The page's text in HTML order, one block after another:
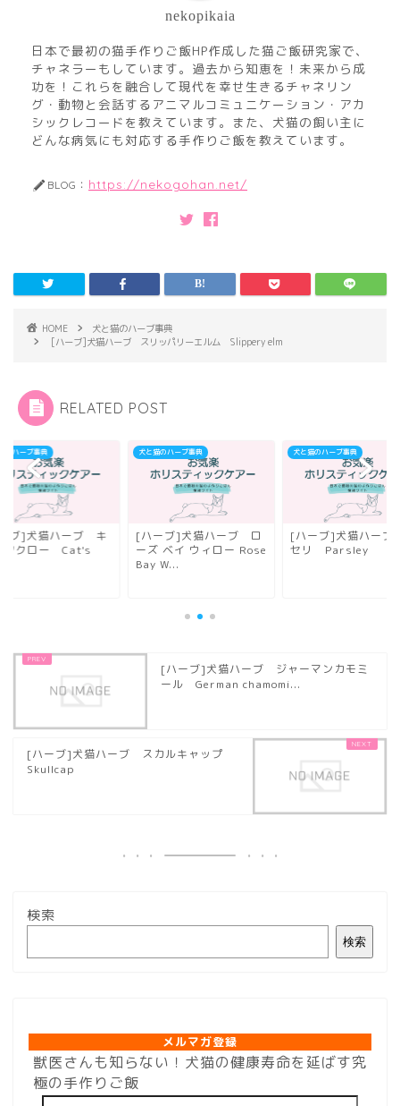
nekopikaia
日本で最初の猫手作りご飯HP作成した猫ご飯研究家で、
チャネラーもしています。過去から知恵を！未来から成
功を！これらを融合して現代を幸せ生きるチャネリン
グ・動物と会話するアニマルコミュニケーション・アカ
シックレコードを教えています。また、犬猫の飼い主に
どんな病気にも対応する手作りご飯を教えています。
BLOG： https://nekogohan.net/
HOME
犬と猫のハーブ事典
[ハーブ]犬猫ハーブ スリッパリーエルム Slippery elm
RELATED POST
のハーブ事典
ブ]犬猫ハーブ キ
ツクロー Cat's
犬と猫のハーブ事典
[ハーブ]犬猫ハーブ ロ
ーズ ベイ ウィロー Rose
Bay W...
犬と猫のハーブ事典
[ハーブ]犬猫ハー
セリ Parsley
[ハーブ]犬猫ハーブ ジャーマンカモミ
ール German chamomi...
[ハーブ]犬猫ハーブ スカルキャップ
Skullcap
検索
検索
メルマガ登録
獣医さんも知らない！犬猫の健康寿命を延ばす究
極の手作りご飯